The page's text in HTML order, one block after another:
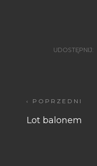
UDOSTĘPNIJ:
‹ POPRZEDNI
Lot balonem